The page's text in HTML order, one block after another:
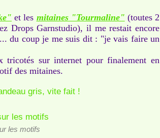
et les mitaines "Tourmaline" (toutes 2
Drops Garnstudio), il me restait encore
du coup je me suis dit : "je vais faire un
tricotés sur internet pour finalement en
des mitaines.
les motifs